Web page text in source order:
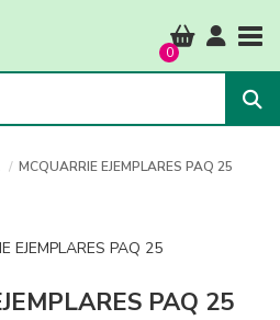
0
MCQUARRIE EJEMPLARES PAQ 25
PAQ 25